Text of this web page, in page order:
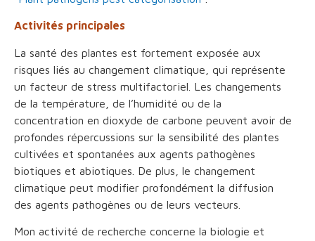
Activités principales
La santé des plantes est fortement exposée aux
risques liés au changement climatique, qui représente
un facteur de stress multifactoriel. Les changements
de la température, de l’humidité ou de la
concentration en dioxyde de carbone peuvent avoir de
profondes répercussions sur la sensibilité des plantes
cultivées et spontanées aux agents pathogènes
biotiques et abiotiques. De plus, le changement
climatique peut modifier profondément la diffusion
des agents pathogènes ou de leurs vecteurs.
Mon activité de recherche concerne la biologie et